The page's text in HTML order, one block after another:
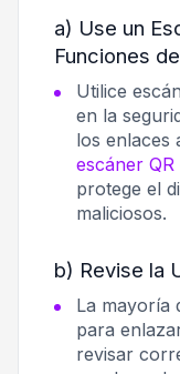
a) Use un
Funciones
Utilice
en la
los enlaces
escáner
protege el
maliciosos.
b) Revise la
La mayoría
para
revisar